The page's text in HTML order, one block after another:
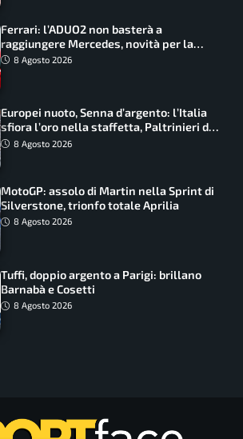
Ferrari: l’ADUO2 non basterà a
raggiungere Mercedes, novità per la
Macarena
8 Agosto 2026
Europei nuoto, Senna d’argento: l’Italia
sfiora l’oro nella staffetta, Paltrinieri da
urlo, il bilancio azzurro
8 Agosto 2026
MotoGP: assolo di Martin nella Sprint di
Silverstone, trionfo totale Aprilia
8 Agosto 2026
Tuffi, doppio argento a Parigi: brillano
Barnabà e Cosetti
8 Agosto 2026